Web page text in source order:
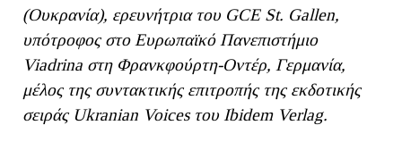
(Ουκρανία), ερευνήτρια του GCE St. Gallen,
υπότροφος στο Ευρωπαϊκό Πανεπιστήμιο
Viadrina στη Φρανκφούρτη-Οντέρ, Γερμανία,
μέλος της συντακτικής επιτροπής της εκδοτικής
σειράς Ukranian Voices του Ibidem Verlag.